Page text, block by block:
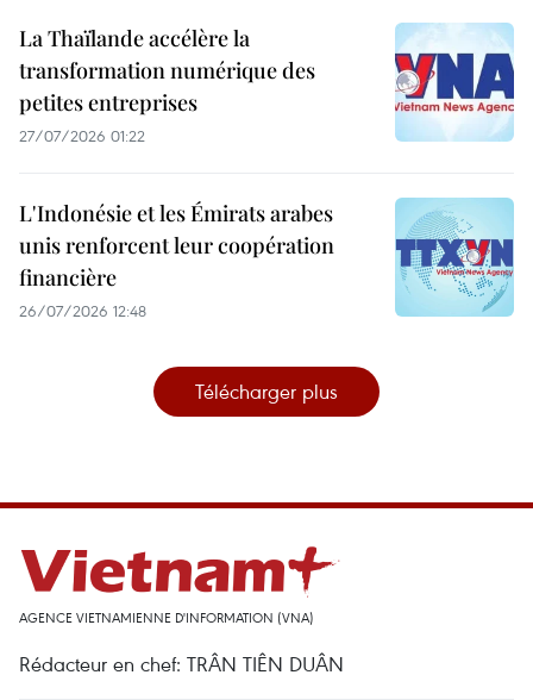
La Thaïlande accélère la
transformation numérique des
petites entreprises
27/07/2026 01:22
L'Indonésie et les Émirats arabes
unis renforcent leur coopération
financière
26/07/2026 12:48
Télécharger plus
AGENCE VIETNAMIENNE D'INFORMATION (VNA)
Rédacteur en chef: TRÂN TIÊN DUÂN